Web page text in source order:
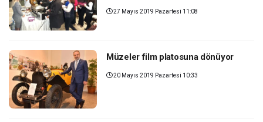
27 Mayıs 2019 Pazartesi 11:08
Müzeler film platosuna dönüyor
20 Mayıs 2019 Pazartesi 10:33